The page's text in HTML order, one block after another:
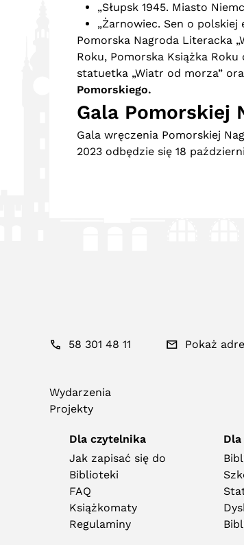
„Słupsk 1945. Miasto
„Żarnowiec. Sen o
Pomorska Nagroda Literacka
Roku, Pomorska Książka
statuetka „Wiatr od morza”
Pomorskiego.
Gala Pomorskiej
Gala wręczenia Pomorskiej
2023 odbędzie się 18
58 301 48 11 Pokaż
Wydarzenia
Projekty
Dla czytelnika
Jak zapisać się do
Biblioteki
FAQ
Książkomaty
Regulaminy